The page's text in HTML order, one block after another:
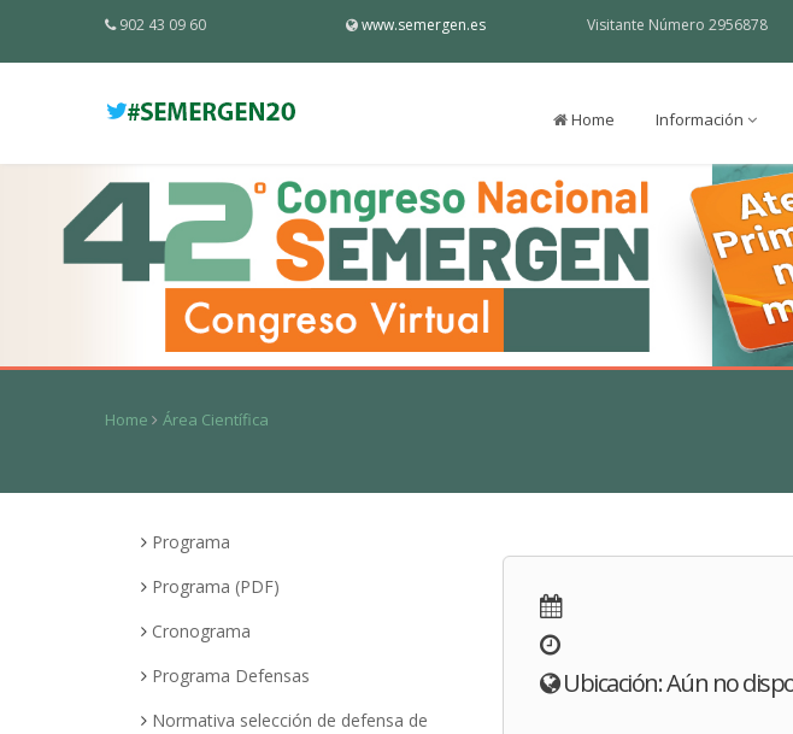
902 43 09 60 www.semergen.es Visitante Número 2956878
Home Información
Home Área Científica
Programa
Programa (PDF)
Cronograma
Programa Defensas
Normativa selección de defensa de
Ubicación: Aún no